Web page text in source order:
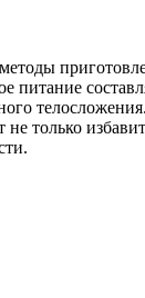
питание
только